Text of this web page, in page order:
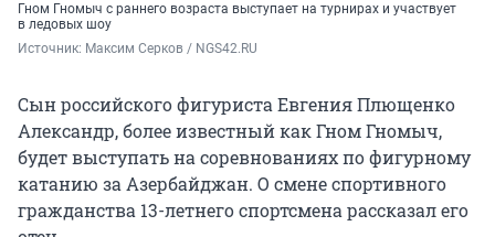
Гном Гномыч с раннего возраста выступает на турнирах и участвует
в ледовых шоу
Источник: Максим Серков / NGS42.RU
Сын российского фигуриста Евгения Плющенко
Александр, более известный как Гном Гномыч,
будет выступать на соревнованиях по фигурному
катанию за Азербайджан. О смене спортивного
гражданства 13-летнего спортсмена рассказал его